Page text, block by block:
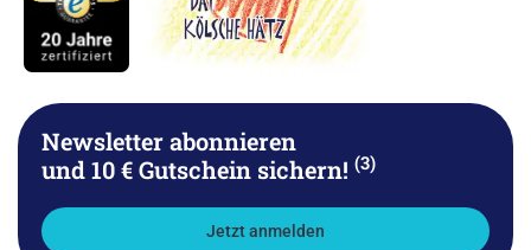
Newsletter abonnieren
und 10 € Gutschein sichern! (3)
Jetzt anmelden